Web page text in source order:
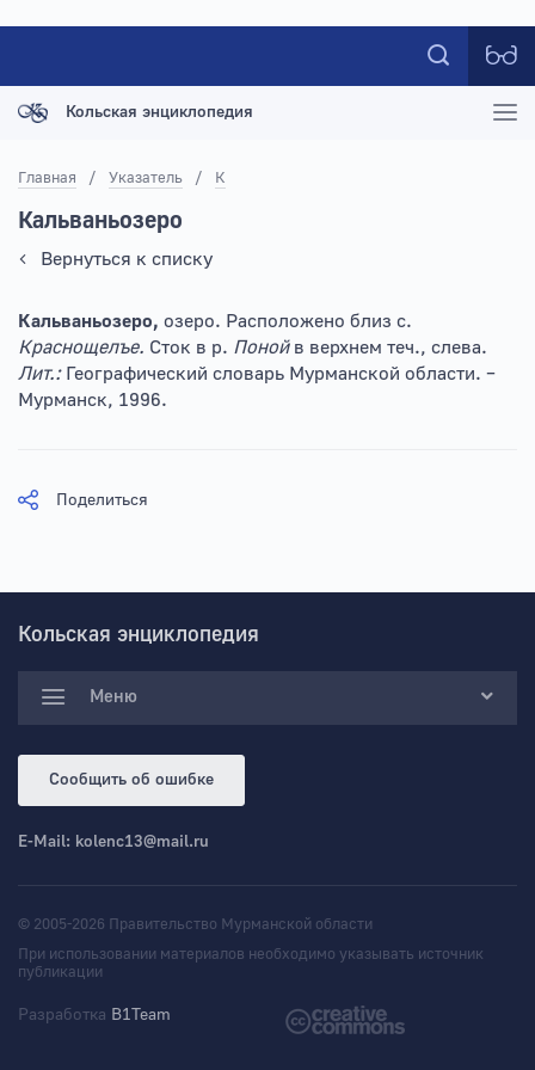
Кольская энциклопедия
Главная / Указатель / К
Кальваньозеро
Вернуться к списку
Кальваньозеро, озеро. Расположено близ с.
Краснощелъе. Сток в р. Поной в верхнем теч., слева.
Лит.: Географический словарь Мурманской области. –
Мурманск, 1996.
Поделиться
Кольская энциклопедия
Меню
Сообщить об ошибке
E-Mail: kolenc13@mail.ru
© 2005-2026 Правительство Мурманской области
При использовании материалов необходимо указывать источник
публикации
Разработка B1Team